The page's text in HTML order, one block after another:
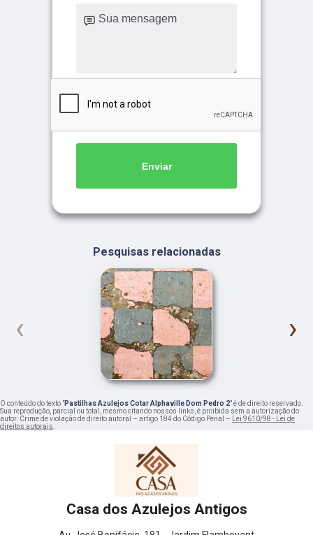
Enviar
Pesquisas relacionadas
‹ ›
O conteúdo do texto "Pastilhas Azulejos Cotar Alphaville Dom Pedro 2" é de direito reservado.
Sua reprodução, parcial ou total, mesmo citando nossos links, é proibida sem a autorização do
autor. Crime de violação de direito autoral – artigo 184 do Código Penal –
Lei 9610/98 - Lei de
direitos autorais
Casa dos Azulejos Antigos